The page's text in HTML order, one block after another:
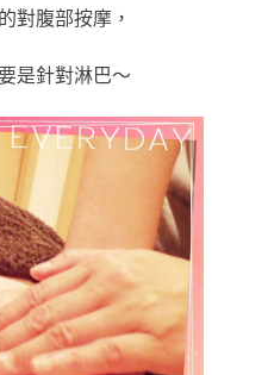
對腹部按摩，
是針對淋巴～